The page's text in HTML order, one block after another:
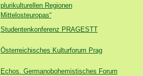
plurikulturellen Regionen
Mittelosteuropas“
Studentenkonferenz PRAGESTT
Österreichisches Kulturforum Prag
Echos. Germanobohemistisches Forum